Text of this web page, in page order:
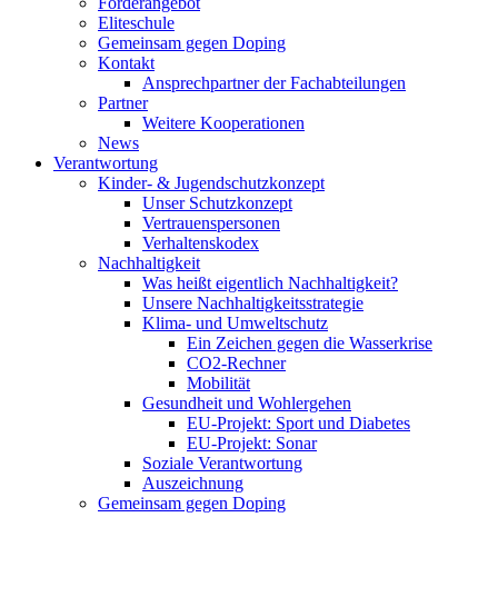
Eliteschule
Gemeinsam gegen Doping
Kontakt
Ansprechpartner der Fachabteilungen
Partner
Weitere Kooperationen
News
Verantwortung
Kinder- & Jugendschutzkonzept
Unser Schutzkonzept
Vertrauenspersonen
Verhaltenskodex
Nachhaltigkeit
Was heißt eigentlich Nachhaltigkeit?
Unsere Nachhaltigkeitsstrategie
Klima- und Umweltschutz
Ein Zeichen gegen die Wasserkrise
CO2-Rechner
Mobilität
Gesundheit und Wohlergehen
EU-Projekt: Sport und Diabetes
EU-Projekt: Sonar
Soziale Verantwortung
Auszeichnung
Gemeinsam gegen Doping